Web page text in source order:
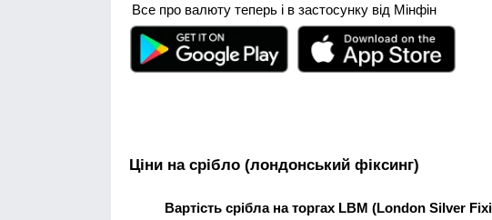
Все про валюту теперь і в застосунку від Мінфін
Ціни на срібло (лондонський фіксинг)
Вартість срібла на торгах LBM (London Silver